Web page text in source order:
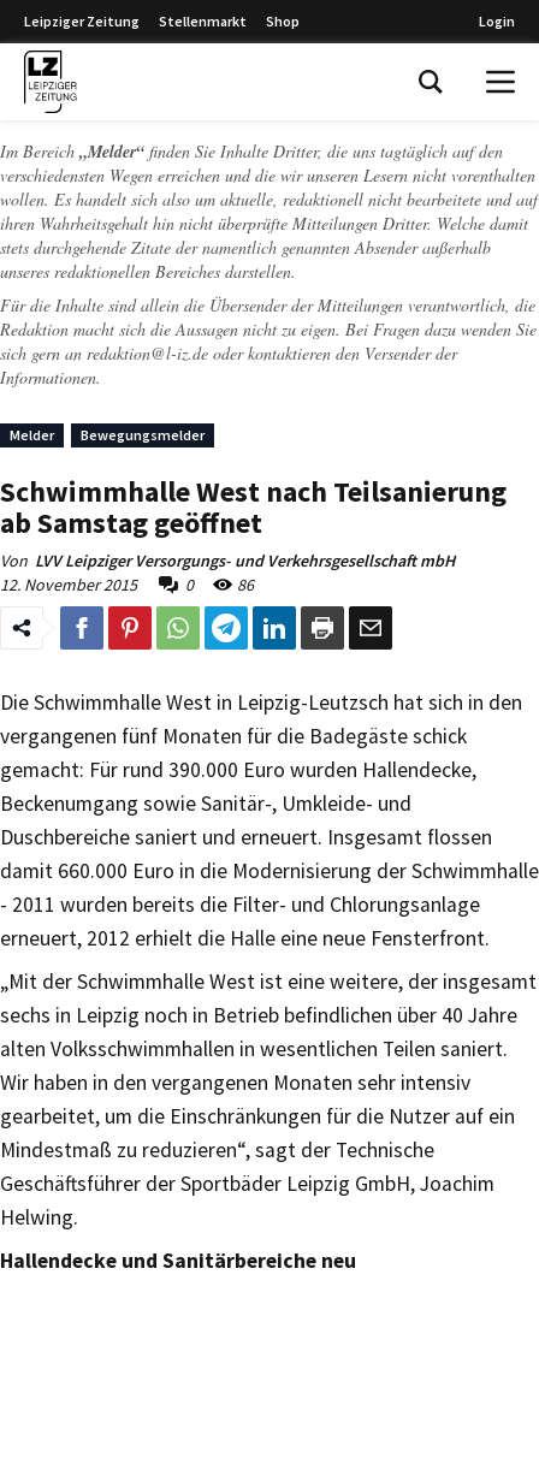
Leipziger Zeitung Stellenmarkt Shop Login
Im Bereich „Melder“ finden Sie Inhalte Dritter, die uns tagtäglich auf den
verschiedensten Wegen erreichen und die wir unseren Lesern nicht vorenthalten
wollen. Es handelt sich also um aktuelle, redaktionell nicht bearbeitete und auf
ihren Wahrheitsgehalt hin nicht überprüfte Mitteilungen Dritter. Welche damit
stets durchgehende Zitate der namentlich genannten Absender außerhalb
unseres redaktionellen Bereiches darstellen.
Für die Inhalte sind allein die Übersender der Mitteilungen verantwortlich, die
Redaktion macht sich die Aussagen nicht zu eigen. Bei Fragen dazu wenden Sie
sich gern an redaktion@l-iz.de oder kontaktieren den Versender der
Informationen.
Melder Bewegungsmelder
Schwimmhalle West nach Teilsanierung
ab Samstag geöffnet
Von LVV Leipziger Versorgungs- und Verkehrsgesellschaft mbH
12. November 2015
0 86
Die Schwimmhalle West in Leipzig-Leutzsch hat sich in den
vergangenen fünf Monaten für die Badegäste schick
gemacht: Für rund 390.000 Euro wurden Hallendecke,
Beckenumgang sowie Sanitär-, Umkleide- und
Duschbereiche saniert und erneuert. Insgesamt flossen
damit 660.000 Euro in die Modernisierung der Schwimmhalle
- 2011 wurden bereits die Filter- und Chlorungsanlage
erneuert, 2012 erhielt die Halle eine neue Fensterfront.
„Mit der Schwimmhalle West ist eine weitere, der insgesamt
sechs in Leipzig noch in Betrieb befindlichen über 40 Jahre
alten Volksschwimmhallen in wesentlichen Teilen saniert.
Wir haben in den vergangenen Monaten sehr intensiv
gearbeitet, um die Einschränkungen für die Nutzer auf ein
Mindestmaß zu reduzieren“, sagt der Technische
Geschäftsführer der Sportbäder Leipzig GmbH, Joachim
Helwing.
Hallendecke und Sanitärbereiche neu